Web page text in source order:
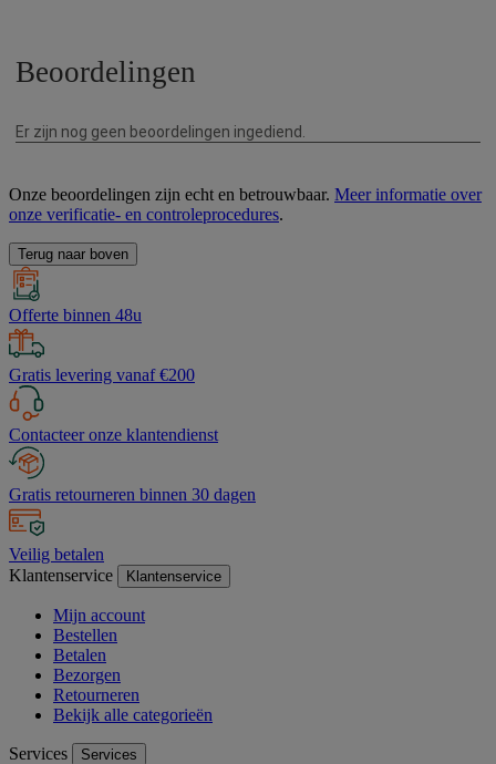
Onze beoordelingen zijn echt en betrouwbaar. Meer informatie over
onze verificatie- en controleprocedures.
Terug naar boven
Offerte binnen 48u
Gratis levering vanaf €200
Contacteer onze klantendienst
Gratis retourneren binnen 30 dagen
Veilig betalen
Klantenservice
Klantenservice
Mijn account
Bestellen
Betalen
Bezorgen
Retourneren
Bekijk alle categorieën
Services Services